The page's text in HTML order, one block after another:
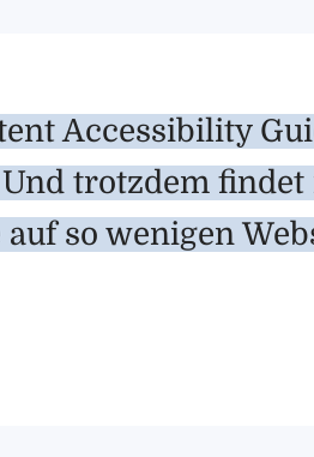
Accessibility
trotzdem findet
so wenigen